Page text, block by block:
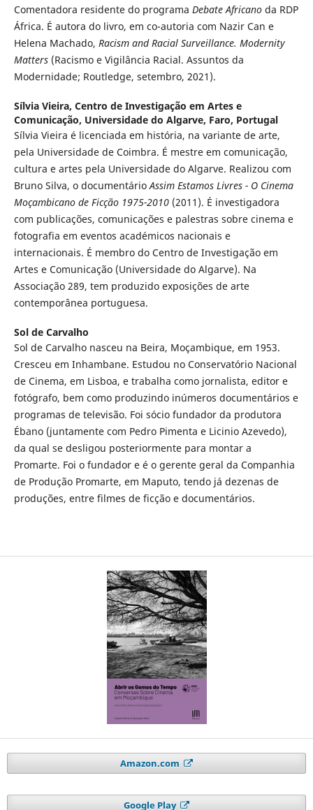
Comentadora residente do programa Debate Africanoda RDP
África. É autora do livro, em co-autoria com Nazir Can e
Helena Machado, Racism and Racial Surveillance. Modernity
Matters(Racismo e Vigilância Racial. Assuntos da
Modernidade; Routledge, setembro, 2021).
Sílvia Vieira, Centro de Investigação em Artes e
Comunicação, Universidade do Algarve, Faro, Portugal
Sílvia Vieira é licenciada em história, na variante de arte,
pela Universidade de Coimbra. É mestre em comunicação,
cultura e artes pela Universidade do Algarve. Realizou com
Bruno Silva, o documentário Assim Estamos Livres - O Cinema
Moçambicano de Ficção 1975-2010(2011). É investigadora
com publicações, comunicações e palestras sobre cinema e
fotografia em eventos académicos nacionais e
internacionais. É membro do Centro de Investigação em
Artes e Comunicação (Universidade do Algarve). Na
Associação 289, tem produzido exposições de arte
contemporânea portuguesa.
Sol de Carvalho
Sol de Carvalho nasceu na Beira, Moçambique, em 1953.
Cresceu em Inhambane. Estudou no Conservatório Nacional
de Cinema, em Lisboa, e trabalha como jornalista, editor e
fotógrafo, bem como produzindo inúmeros documentários e
programas de televisão. Foi sócio fundador da produtora
Ébano (juntamente com Pedro Pimenta e Licinio Azevedo),
da qual se desligou posteriormente para montar a
Promarte. Foi o fundador e é o gerente geral da Companhia
de Produção Promarte, em Maputo, tendo já dezenas de
produções, entre filmes de ficção e documentários.
Amazon.com
Google Play